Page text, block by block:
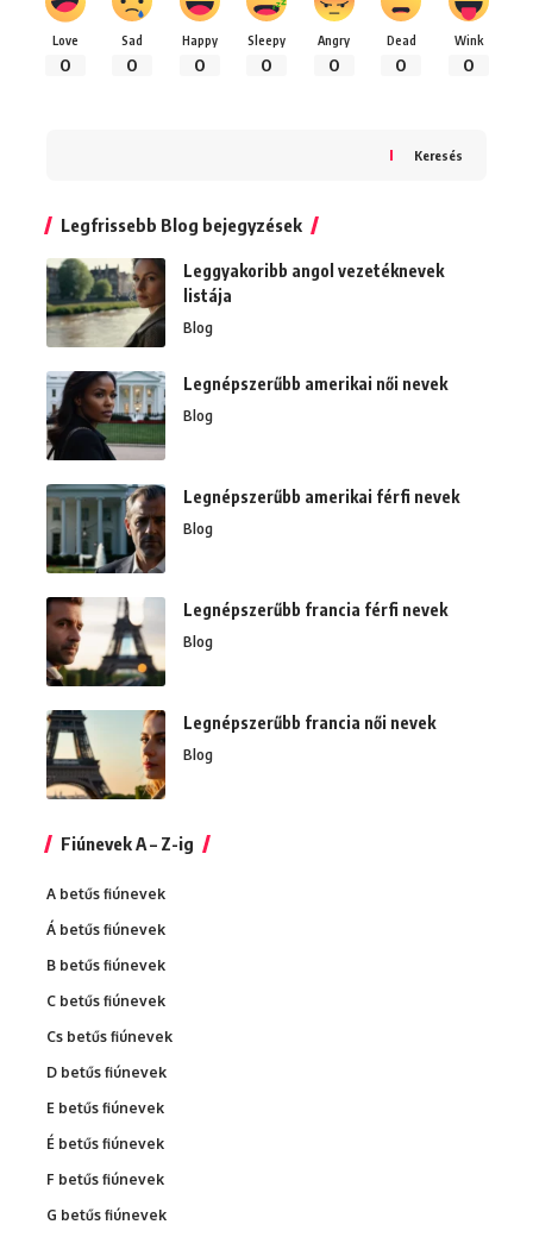
Love
0
Sad
0
Happy
0
Sleepy
0
Angry
0
Dead
0
Wink
0
Keresés
Legfrissebb Blog bejegyzések
Leggyakoribb angol vezetéknevek
listája
Blog
Legnépszerűbb amerikai női nevek
Blog
Legnépszerűbb amerikai férfi nevek
Blog
Legnépszerűbb francia férfi nevek
Blog
Legnépszerűbb francia női nevek
Blog
Fiúnevek A – Z-ig
A betűs fiúnevek
Á betűs fiúnevek
B betűs fiúnevek
C betűs fiúnevek
Cs betűs fiúnevek
D betűs fiúnevek
E betűs fiúnevek
É betűs fiúnevek
F betűs fiúnevek
G betűs fiúnevek